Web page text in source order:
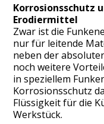
Korrosionsschutz
Erodiermittel
Zwar ist die
nur für leitende
neben der
noch weitere
in speziellem
Korrosionsschutz
Flüssigkeit für die
Werkstück.